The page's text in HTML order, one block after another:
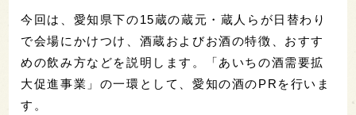
今回は、愛知県下の15蔵の蔵元・蔵人らが日替わり
で会場にかけつけ、酒蔵およびお酒の特徴、おすす
めの飲み方などを説明します。「あいちの酒需要拡
大促進事業」の一環として、愛知の酒のPRを行いま
す。